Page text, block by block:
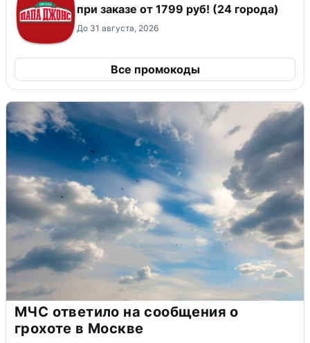
при заказе от 1799 руб! (24 города)
До 31 августа, 2026
Все промокоды
МЧС ответило на сообщения о
грохоте в Москве